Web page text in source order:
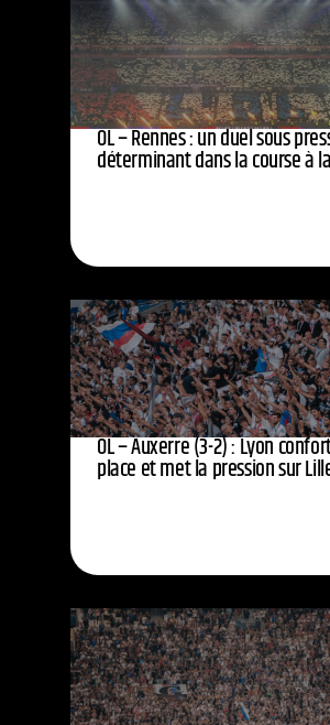
OL – Rennes : un duel sous
déterminant dans la course à
OL – Auxerre (3-2) : Lyon
place et met la pression sur